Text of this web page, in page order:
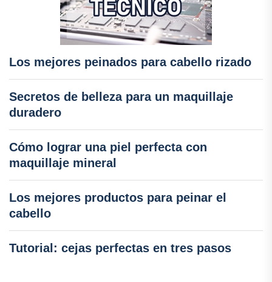
Los mejores peinados para cabello rizado
Secretos de belleza para un maquillaje
duradero
Cómo lograr una piel perfecta con
maquillaje mineral
Los mejores productos para peinar el
cabello
Tutorial: cejas perfectas en tres pasos